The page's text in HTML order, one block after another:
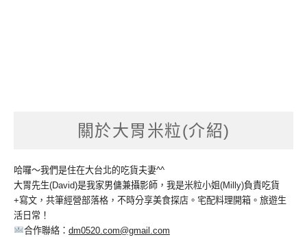
關於大胃米粒(介紹)
哈囉～我們是住在大台北的吃貨夫妻^^
大胃先生(David)是我家男傭兼攝影師，我是米粒小姐(Milly)負責吃貨
+寫文，共筆經營部落格，不時分享美食探店。宅配料理開箱。旅遊生
活日常！
合作聯絡： dm0520.com@gmail.com